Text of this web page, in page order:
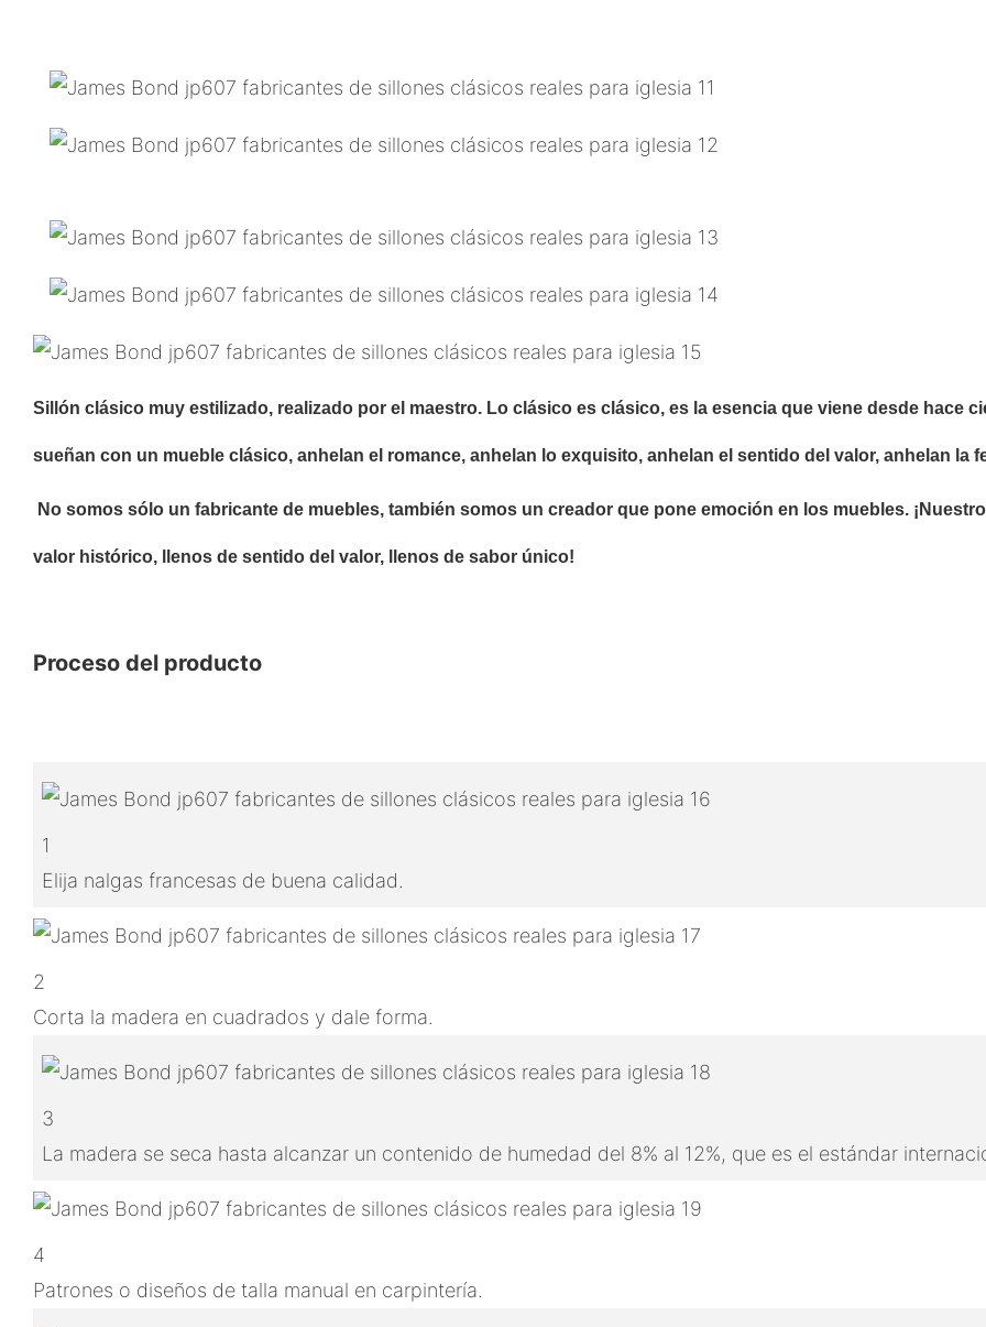
Sillón clásico muy estilizado, realizado por el maestro. Lo clásico es clásico, es la esencia que viene desde hace
sueñan con un mueble clásico, anhelan el romance, anhelan lo exquisito, anhelan el sentido del valor, anhelan la
No somos sólo un fabricante de muebles, también somos un creador que pone emoción en los muebles.
valor histórico, llenos de sentido del valor, llenos de sabor único!
Proceso del producto
1
Elija nalgas francesas de buena calidad.
2
Corta la madera en cuadrados y dale forma.
3
La madera se seca hasta alcanzar un contenido de humedad del 8% al 12%, que es el estándar
4
Patrones o diseños de talla manual en carpintería.